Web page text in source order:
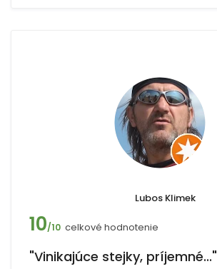
Lubos Klimek
10/10 celkové hodnotenie
"Vinikajúce stejky, príjemné..."